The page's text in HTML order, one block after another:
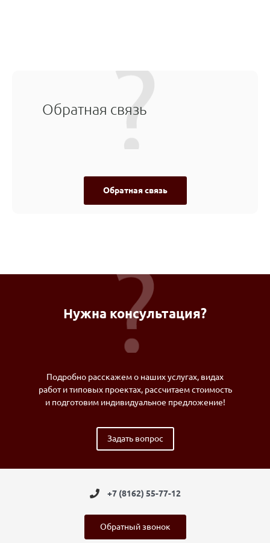
Обратная связь
Обратная связь
Нужна консультация?
Подробно расскажем о наших услугах, видах
работ и типовых проектах, рассчитаем стоимость
и подготовим индивидуальное предложение!
Задать вопрос
+7 (8162) 55-77-12
Обратный звонок